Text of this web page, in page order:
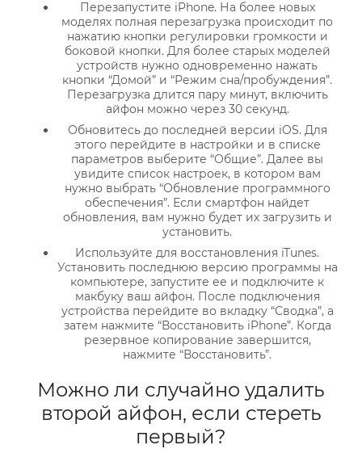
Перезапустите iPhone. На более новых
моделях полная перезагрузка происходит по
нажатию кнопки регулировки громкости и
боковой кнопки. Для более старых моделей
устройств нужно одновременно нажать
кнопки “Домой” и “Режим сна/пробуждения”.
Перезагрузка длится пару минут, включить
айфон можно через 30 секунд.
Обновитесь до последней версии iOS. Для
этого перейдите в настройки и в списке
параметров выберите “Общие”. Далее вы
увидите список настроек, в котором вам
нужно выбрать “Обновление программного
обеспечения”. Если смартфон найдет
обновления, вам нужно будет их загрузить и
установить.
Используйте для восстановления iTunes.
Установить последнюю версию программы на
компьютере, запустите ее и подключите к
макбуку ваш айфон. После подключения
устройства перейдите во вкладку “Сводка”, а
затем нажмите “Восстановить iPhone”. Когда
резервное копирование завершится,
нажмите “Восстановить”.
Можно ли случайно удалить
второй айфон, если стереть
первый?